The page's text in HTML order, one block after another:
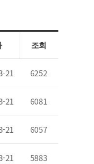
조회
21 6252
21 6081
21 6057
21 5883